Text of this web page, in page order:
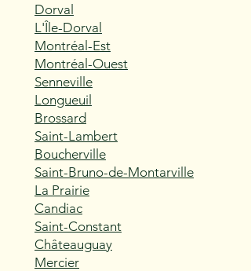
Dorval
L'Île-Dorval
Montréal-Est
Montréal-Ouest
Senneville
Longueuil
Brossard
Saint-Lambert
Boucherville
Saint-Bruno-de-Montarville
La Prairie
Candiac
Saint-Constant
Châteauguay
Mercier